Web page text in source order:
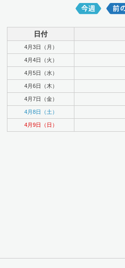
日付
4月3日（月）
4月4日（火）
4月5日（水）
4月6日（木）
4月7日（金）
4月8日（土）
4月9日（日）